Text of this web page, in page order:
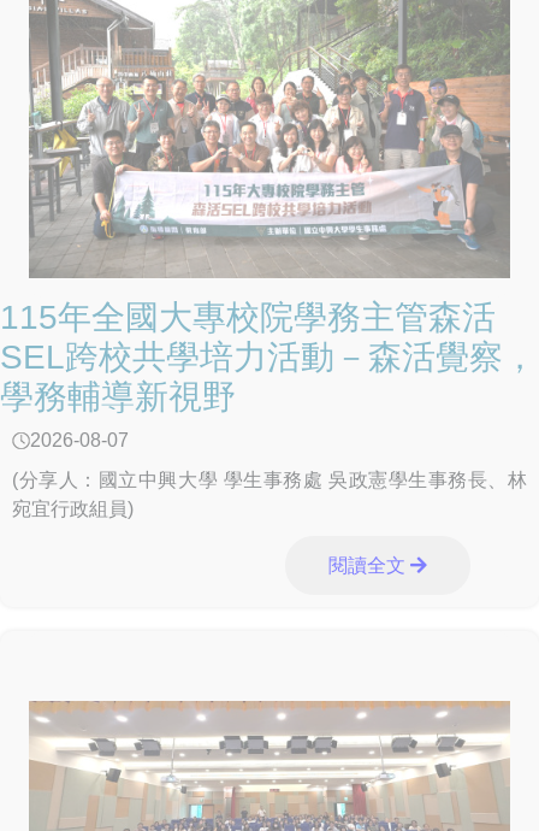
益的前提下，持續與相關部會合作精進防制作為，包括全面
落實反毒宣導與通報機制、加強校園周邊熱點巡邏、強化學
校與警察機關校園安全支援協定、優化校園安全人力配置與
分工、提升尿液檢驗時效、強化家庭支持系統，以及精進少
年輔導委員會與校外會組織功能等，提升校園反毒量能。
季政委表示，政府持續推動「掃毒四道防線」，包括海外情
資整合、海巡查緝攔截、關務嚴查走私及境內偵防緝毒，除
強化查緝量能外，更應全面落實識毒及拒毒預防教育，完善
校園反毒防護網，提升學生辨識新興毒品危害的能力，維護
校園安全與學生健康。 季政委重申，政府打擊黑幫、反制
毒品的立場堅定，新興毒品防制是一項長期且持續性的工
作，無法僅由教育體系獨力完成。行政院將協調內政部警政
署、法務部及衛生福利部等相關機關，全力支援教育部建置
唾液快篩機制、強化情資整合與毒品溯源查緝，並完善後續
健康。 教育部表示，未來將持續深化與警政等相關機關的
跨部會合作及支援聯繫機制，督導各級學校落實校園反毒宣
導、特定人員清查篩檢、關懷輔導及校園周邊巡查等工作，
制條例》修正完成、法源完備後，將唾液快篩納入學校特定
115年全國大專校院學務主管森活
SEL跨校共學培力活動－森活覺察，
學務輔導新視野
2026-08-07
(分享人：國立中興大學 學生事務處 吳政憲學生事務長、林
宛宜行政組員)
閱讀全文